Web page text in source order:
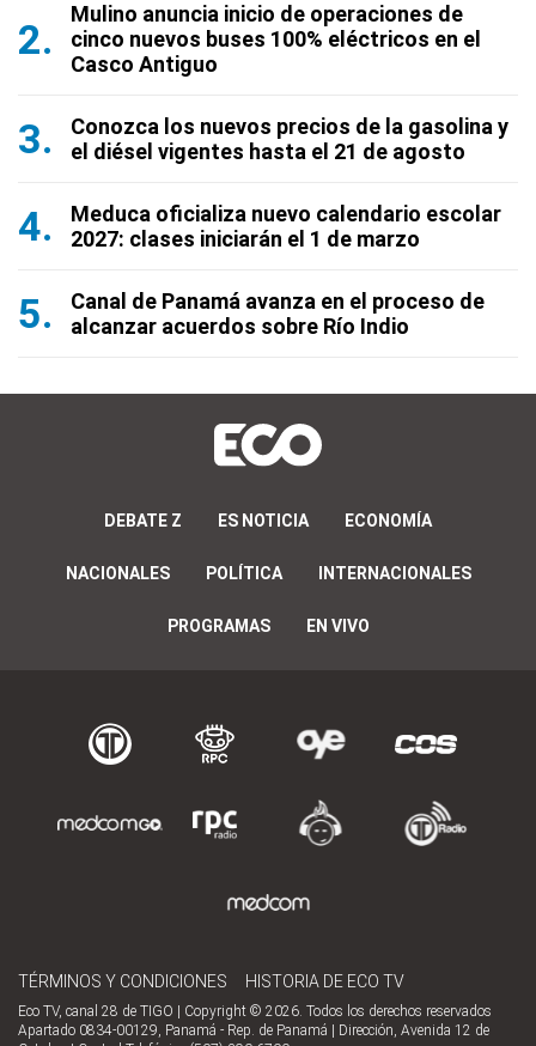
Mulino anuncia inicio de operaciones de
cinco nuevos buses 100% eléctricos en el
Casco Antiguo
Conozca los nuevos precios de la gasolina y
el diésel vigentes hasta el 21 de agosto
Meduca oficializa nuevo calendario escolar
2027: clases iniciarán el 1 de marzo
Canal de Panamá avanza en el proceso de
alcanzar acuerdos sobre Río Indio
DEBATE Z ES NOTICIA ECONOMÍA
NACIONALES POLÍTICA INTERNACIONALES
PROGRAMAS EN VIVO
TÉRMINOS Y CONDICIONES HISTORIA DE ECO TV
Eco TV, canal 28 de TIGO | Copyright © 2026. Todos los derechos reservados
Apartado 0834-00129, Panamá - Rep. de Panamá | Dirección, Avenida 12 de